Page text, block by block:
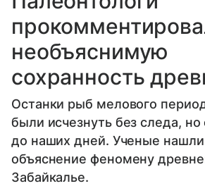
необъяснимую
сохранность
Останки рыб мелового
были исчезнуть без следа, но
до наших дней. Ученые
объяснение феномену
Забайкалье.